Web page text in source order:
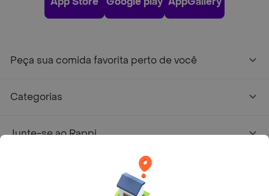
Peça sua comida favorita perto de você
Categorias
Junte-se ao Rappi